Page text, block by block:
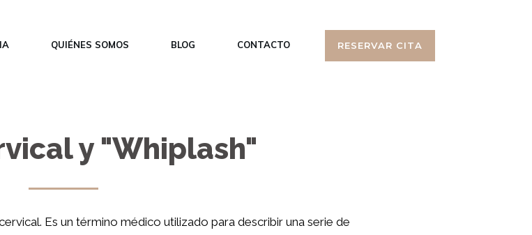
QUIÉNES SOMOS BLOG CONTACTO RESERVAR CITA
y "Whiplash"
Es un término médico utilizado para describir una serie de